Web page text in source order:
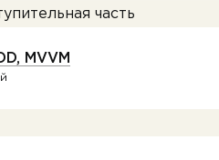
часть
MVVM